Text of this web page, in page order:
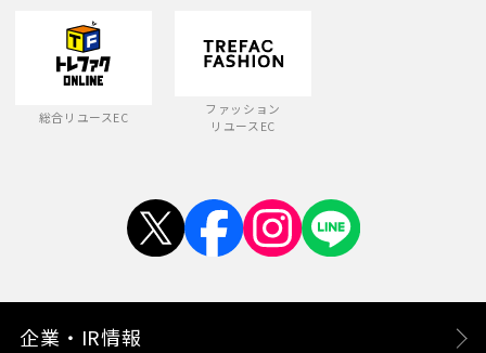
総合リユースEC
ファッション
リユースEC
企業・IR情報